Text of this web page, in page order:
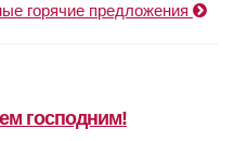
горячие предложения
господним!